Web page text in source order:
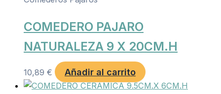
COMEDERO PAJARO
NATURALEZA 9 X 20CM.H
10,89 € Añadir al carrito